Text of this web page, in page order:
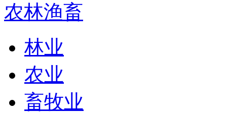
农林渔畜
林业
农业
畜牧业